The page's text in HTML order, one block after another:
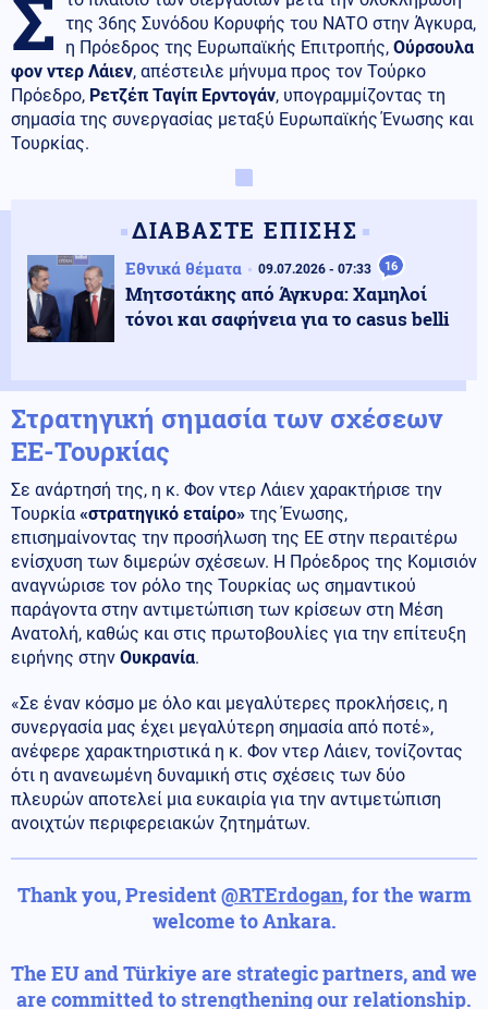
Σ της 36ης Συνόδου Κορυφής του ΝΑΤΟ στην Άγκυρα,
η Πρόεδρος της Ευρωπαϊκής Επιτροπής, Ούρσουλα
φον ντερ Λάιεν, απέστειλε μήνυμα προς τον Τούρκο
Πρόεδρο, Ρετζέπ Ταγίπ Ερντογάν, υπογραμμίζοντας τη
σημασία της συνεργασίας μεταξύ Ευρωπαϊκής Ένωσης και
Τουρκίας.
ΔΙΑΒΑΣΤΕ ΕΠΙΣΗΣ
Εθνικά θέματα 09.07.2026 - 07:33 16
Μητσοτάκης από Άγκυρα: Χαμηλοί
τόνοι και σαφήνεια για το casus belli
Στρατηγική σημασία των σχέσεων
ΕΕ-Τουρκίας
Σε ανάρτησή της, η κ. Φον ντερ Λάιεν χαρακτήρισε την
Τουρκία «στρατηγικό εταίρο» της Ένωσης,
επισημαίνοντας την προσήλωση της ΕΕ στην περαιτέρω
ενίσχυση των διμερών σχέσεων. Η Πρόεδρος της Κομισιόν
αναγνώρισε τον ρόλο της Τουρκίας ως σημαντικού
παράγοντα στην αντιμετώπιση των κρίσεων στη Μέση
Ανατολή, καθώς και στις πρωτοβουλίες για την επίτευξη
ειρήνης στην Ουκρανία.
«Σε έναν κόσμο με όλο και μεγαλύτερες προκλήσεις, η
συνεργασία μας έχει μεγαλύτερη σημασία από ποτέ»,
ανέφερε χαρακτηριστικά η κ. Φον ντερ Λάιεν, τονίζοντας
ότι η ανανεωμένη δυναμική στις σχέσεις των δύο
πλευρών αποτελεί μια ευκαιρία για την αντιμετώπιση
ανοιχτών περιφερειακών ζητημάτων.
Thank you, President@RTErdogan, for the warm
welcome to Ankara.
The EU and Türkiye are strategic partners, and we
are committed to strengthening our relationship.